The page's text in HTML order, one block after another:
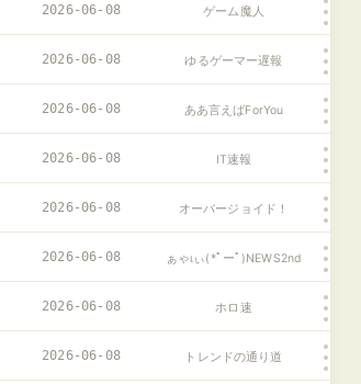
2026-06-08 ゲーム魔人
2026-06-08 ゆるゲーマー遅報
2026-06-08 ああ言えばForYou
2026-06-08 IT速報
2026-06-08 オーバージョイド！
2026-06-08 ぁゃιぃ(*ﾟーﾟ)NEWS2nd
2026-06-08 ホロ速
2026-06-08 トレンドの通り道